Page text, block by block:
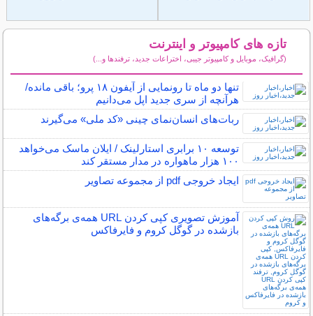
تازه های کامپیوتر و اینترنت
(گرافیک، موبایل و کامپیوتر جیبی، اختراعات جدید، ترفندها و...)
تنها دو ماه تا رونمایی از آیفون ۱۸ پرو؛ باقی مانده/
هرآنچه از سری جدید اپل می‌دانیم
ربات‌های انسان‌نمای چینی «کد ملی» می‌گیرند
توسعه ۱۰ برابری استارلینک / ایلان ماسک می‌خواهد
۱۰۰ هزار ماهواره در مدار مستقر کند
ایجاد خروجی pdf از مجموعه تصاویر
آموزش تصویری کپی کردن URL همه‌ی برگه‌های
بازشده در گوگل کروم و فایرفاکس